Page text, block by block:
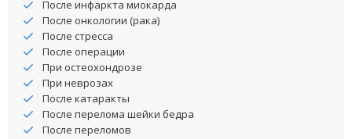
После инфаркта миокарда
После онкологии (рака)
После стресса
После операции
При остеохондрозе
При неврозах
После катаракты
После перелома шейки бедра
После переломов